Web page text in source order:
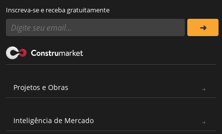
Inscreva-se e receba gratuitamente
Projetos e Obras
Inteligência de Mercado